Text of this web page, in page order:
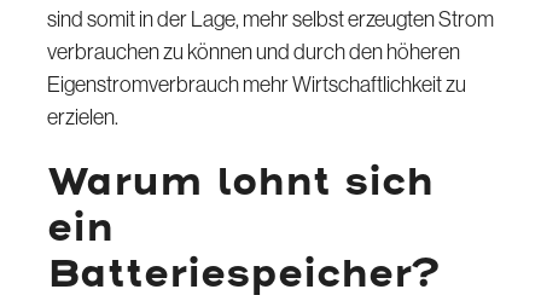
sind somit in der Lage, mehr selbst erzeugten Strom
verbrauchen zu können und durch den höheren
Eigenstromverbrauch mehr Wirtschaftlichkeit zu
erzielen.
Warum lohnt sich
ein
Batteriespeicher?